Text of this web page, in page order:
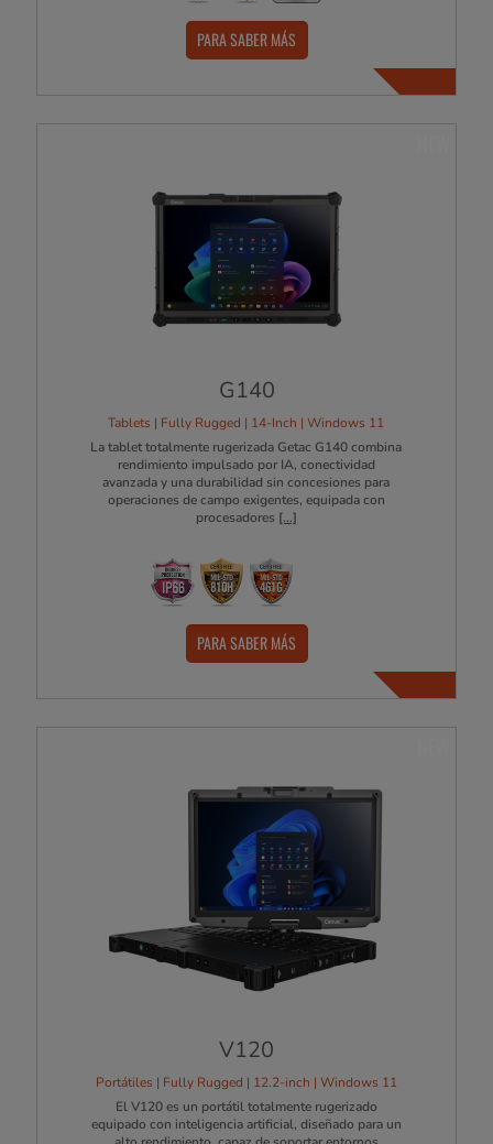
PARA SABER MÁS
G140
Tablets | Fully Rugged | 14-Inch | Windows 11
La tablet totalmente rugerizada Getac G140 combina
rendimiento impulsado por IA, conectividad
avanzada y una durabilidad sin concesiones para
operaciones de campo exigentes, equipada con
procesadores [...]
PARA SABER MÁS
V120
Portátiles | Fully Rugged | 12.2-inch | Windows 11
El V120 es un portátil totalmente rugerizado
equipado con inteligencia artificial, diseñado para un